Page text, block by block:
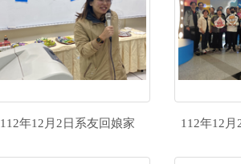
112年12月2日系友回娘家 112年12月